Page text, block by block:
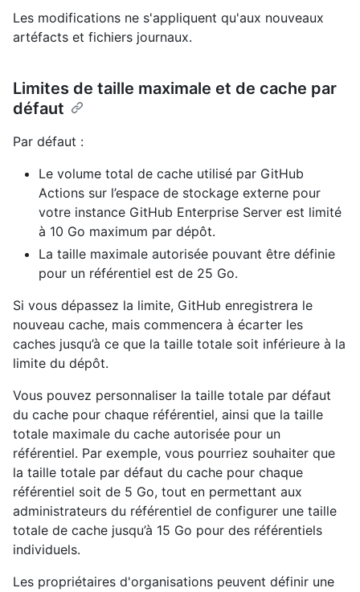
Les modifications ne s'appliquent qu'aux nouveaux
artéfacts et fichiers journaux.
Limites de taille maximale et de cache par
défaut
Par défaut :
Le volume total de cache utilisé par GitHub
Actions sur l’espace de stockage externe pour
votre instance GitHub Enterprise Server est limité
à 10 Go maximum par dépôt.
La taille maximale autorisée pouvant être définie
pour un référentiel est de 25 Go.
Si vous dépassez la limite, GitHub enregistrera le
nouveau cache, mais commencera à écarter les
caches jusqu’à ce que la taille totale soit inférieure à la
limite du dépôt.
Vous pouvez personnaliser la taille totale par défaut
du cache pour chaque référentiel, ainsi que la taille
totale maximale du cache autorisée pour un
référentiel. Par exemple, vous pourriez souhaiter que
la taille totale par défaut du cache pour chaque
référentiel soit de 5 Go, tout en permettant aux
administrateurs du référentiel de configurer une taille
totale de cache jusqu’à 15 Go pour des référentiels
individuels.
Les propriétaires d'organisations peuvent définir une